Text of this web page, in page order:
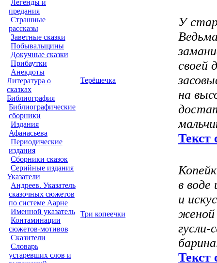
Легенды и
предания
Страшные
рассказы
Заветные сказки
Побывальщины
Докучные сказки
Прибаутки
Анекдоты
Литература о
сказках
Библиография
Библиографические
сборники
Издания
Афанасьева
Периодические
издания
Сборники сказок
Серийные издания
Указатели
Андреев. Указатель
сказочных сюжетов
по системе Аарне
Именной указатель
Контаминации
сюжетов-мотивов
Сказители
Словарь
устаревших слов и
Терёшечка
У
своей
на
Текст
Три копеечки
в
и
женой
гусли-
Текст